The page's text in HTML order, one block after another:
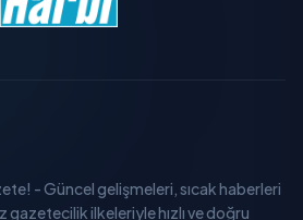
- Güncel gelişmeleri, sıcak haberleri
gazetecilik ilkeleriyle hızlı ve doğru